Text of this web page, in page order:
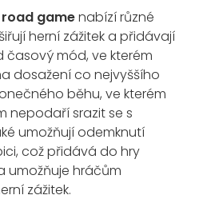
gamenabízí různé
herní zážitek a přidávají
časový mód, ve kterém
dosažení co nejvyššího
běhu, ve kterém
nepodaří srazit se s
umožňují odemknutí
což přidává do hry
umožňuje hráčům
zážitek.